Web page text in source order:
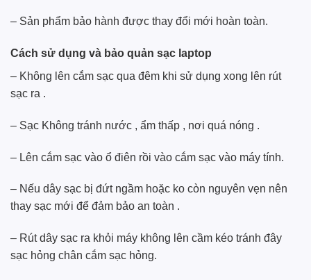
– Sản phẩm bảo hành được thay đổi mới hoàn toàn.
Cách sử dụng và bảo quản sạc laptop
– Không lên cắm sạc qua đêm khi sử dụng xong lên rút
sạc ra .
– Sạc Không tránh nước , ẩm thấp , nơi quá nóng .
– Lên cắm sạc vào ổ điên rồi vào cắm sạc vào máy tính.
– Nếu dây sạc bị đứt ngầm hoặc ko còn nguyên vẹn nên
thay sạc mới để đảm bảo an toàn .
– Rút dây sạc ra khỏi máy không lên cầm kéo tránh đây
sạc hỏng chân cắm sạc hỏng.